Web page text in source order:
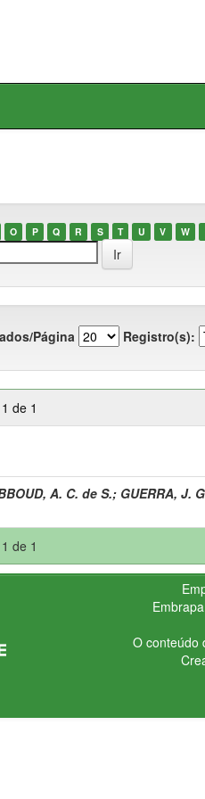
O P Q R S T U V W
Página Registro(s):
de 1
A. C. de S.; GUERRA, J.
de 1
Embrapa
O conteúdo